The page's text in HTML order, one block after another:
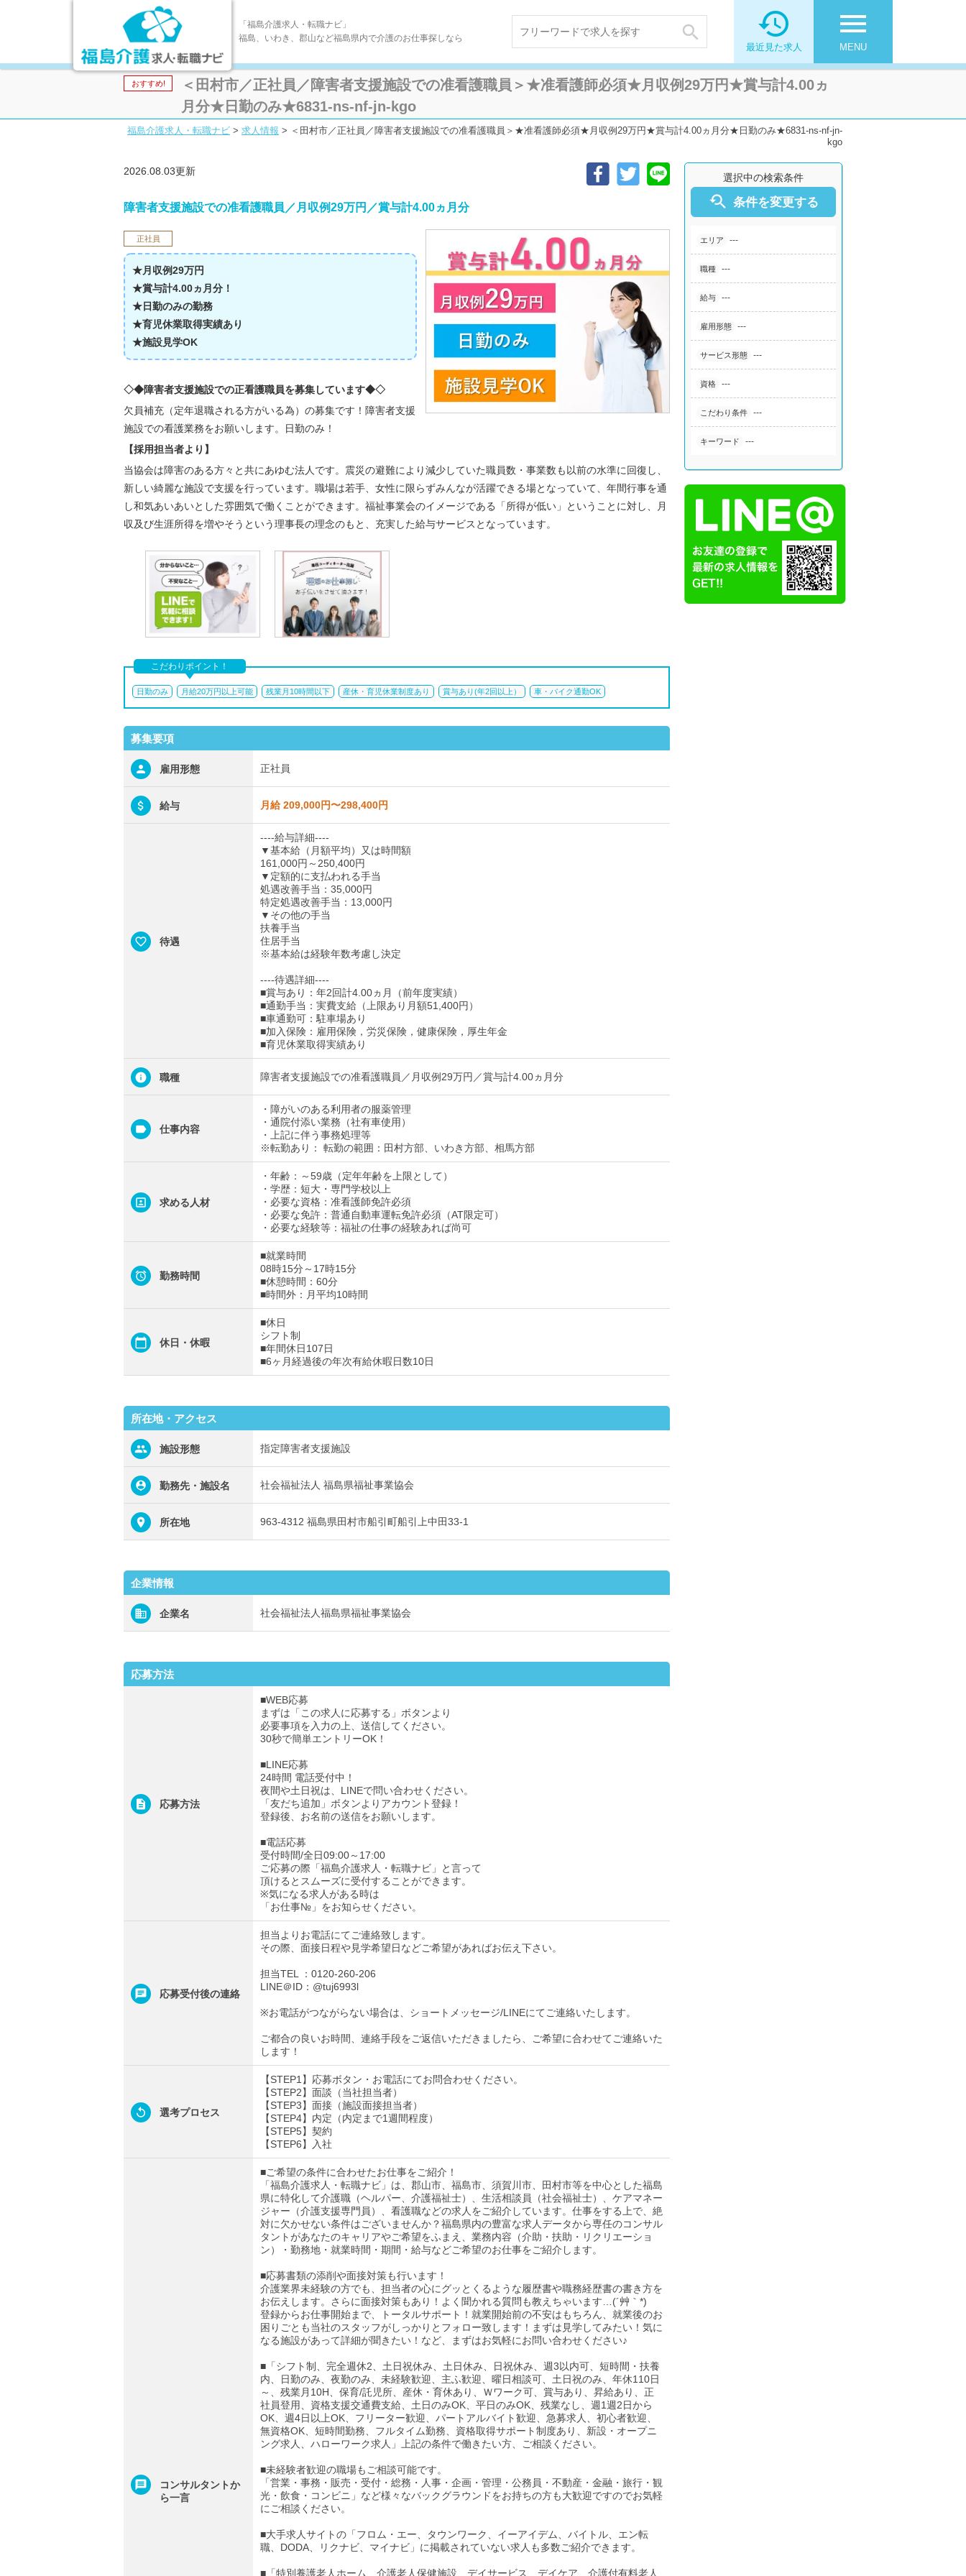
「福島介護求人・転職ナビ」
福島、いわき、郡山など福島県内で介護のお仕事探しなら
 menu
MENU

最近見た求人
おすすめ!
＜田村市／正社員／障害者支援施設での准看護職員＞★准看護師必須★月収例29万円★賞与計4.00ヵ
月分★日勤のみ★6831-ns-nf-jn-kgo
福島介護求人・転職ナビ > 求人情報 > ＜田村市／正社員／障害者支援施設での准看護職員＞★准看護師必須★月収例29万円★賞与計4.00ヵ月分★日勤のみ★6831-ns-nf-jn-
kgo
選択中の検索条件
 条件を変更する
エリア ---
職種 ---
給与 ---
雇用形態 ---
サービス形態 ---
資格 ---
こだわり条件 ---
キーワード ---
2026.08.03更新
障害者支援施設での准看護職員／月収例29万円／賞与計4.00ヵ月分
正社員
★月収例29万円
★賞与計4.00ヵ月分！
★日勤のみの勤務
★育児休業取得実績あり
★施設見学OK
◇◆障害者支援施設での正看護職員を募集しています◆◇
欠員補充（定年退職される方がいる為）の募集です！障害者支援
施設での看護業務をお願いします。日勤のみ！
【採用担当者より】
当協会は障害のある方々と共にあゆむ法人です。震災の避難により減少していた職員数・事業数も以前の水準に回復し、
新しい綺麗な施設で支援を行っています。職場は若手、女性に限らずみんなが活躍できる場となっていて、年間行事を通
し和気あいあいとした雰囲気で働くことができます。福祉事業会のイメージである「所得が低い」ということに対し、月
収及び生涯所得を増やそうという理事長の理念のもと、充実した給与サービスとなっています。
こだわりポイント！
日勤のみ 月給20万円以上可能 残業月10時間以下 産休・育児休業制度あり 賞与あり(年2回以上） 車・バイク通勤OK
募集要項
雇用形態 正社員
給与 月給 209,000円〜298,400円
待遇
----給与詳細----
▼基本給（月額平均）又は時間額
161,000円～250,400円
▼定額的に支払われる手当
処遇改善手当：35,000円
特定処遇改善手当：13,000円
▼その他の手当
扶養手当
住居手当
※基本給は経験年数考慮し決定
----待遇詳細----
■賞与あり：年2回計4.00ヵ月（前年度実績）
■通勤手当：実費支給（上限あり月額51,400円）
■車通勤可：駐車場あり
■加入保険：雇用保険，労災保険，健康保険，厚生年金
■育児休業取得実績あり
職種 障害者支援施設での准看護職員／月収例29万円／賞与計4.00ヵ月分
仕事内容
・障がいのある利用者の服薬管理
・通院付添い業務（社有車使用）
・上記に伴う事務処理等
※転勤あり： 転勤の範囲：田村方部、いわき方部、相馬方部
求める人材
・年齢：～59歳（定年年齢を上限として）
・学歴：短大・専門学校以上
・必要な資格：准看護師免許必須
・必要な免許：普通自動車運転免許必須（AT限定可）
・必要な経験等：福祉の仕事の経験あれば尚可
勤務時間
■就業時間
08時15分～17時15分
■休憩時間：60分
■時間外：月平均10時間
休日・休暇
■休日
シフト制
■年間休日107日
■6ヶ月経過後の年次有給休暇日数10日
所在地・アクセス
施設形態 指定障害者支援施設
勤務先・施設名 社会福祉法人 福島県福祉事業協会
所在地 963-4312 福島県田村市船引町船引上中田33-1
企業情報
企業名 社会福祉法人福島県福祉事業協会
応募方法
応募方法
■WEB応募
まずは「この求人に応募する」ボタンより
必要事項を入力の上、送信してください。
30秒で簡単エントリーOK！
■LINE応募
24時間 電話受付中！
夜間や土日祝は、LINEで問い合わせください。
「友だち追加」ボタンよりアカウント登録！
登録後、お名前の送信をお願いします。
■電話応募
受付時間/全日09:00～17:00
ご応募の際「福島介護求人・転職ナビ」と言って
頂けるとスムーズに受付することができます。
※気になる求人がある時は
「お仕事№」をお知らせください。
応募受付後の連絡
担当よりお電話にてご連絡致します。
その際、面接日程や見学希望日などご希望があればお伝え下さい。
担当TEL ：0120-260-206
LINE＠ID：@tuj6993l
※お電話がつながらない場合は、ショートメッセージ/LINEにてご連絡いたします。
ご都合の良いお時間、連絡手段をご返信いただきましたら、ご希望に合わせてご連絡いた
します！
選考プロセス
【STEP1】応募ボタン・お電話にてお問合わせください。
【STEP2】面談（当社担当者）
【STEP3】面接（施設面接担当者）
【STEP4】内定（内定まで1週間程度）
【STEP5】契約
【STEP6】入社
コンサルタントか
ら一言
■ご希望の条件に合わせたお仕事をご紹介！
「福島介護求人・転職ナビ」は、郡山市、福島市、須賀川市、田村市等を中心とした福島
県に特化して介護職（ヘルパー、介護福祉士）、生活相談員（社会福祉士）、ケアマネー
ジャー（介護支援専門員）、看護職などの求人をご紹介しています。仕事をする上で、絶
対に欠かせない条件はございませんか？福島県内の豊富な求人データから専任のコンサル
タントがあなたのキャリアやご希望をふまえ、業務内容（介助・扶助・リクリエーショ
ン）・勤務地・就業時間・期間・給与などご希望のお仕事をご紹介します。
■応募書類の添削や面接対策も行います！
介護業界未経験の方でも、担当者の心にグッとくるような履歴書や職務経歴書の書き方を
お伝えします。さらに面接対策もあり！よく聞かれる質問も教えちゃいます…(´艸｀*)
登録からお仕事開始まで、トータルサポート！就業開始前の不安はもちろん、就業後のお
困りごとも当社のスタッフがしっかりとフォロー致します！まずは見学してみたい！気に
なる施設があって詳細が聞きたい！など、まずはお気軽にお問い合わせください♪
■「シフト制、完全週休2、土日祝休み、土日休み、日祝休み、週3以内可、短時間・扶養
内、日勤のみ、夜勤のみ、未経験歓迎、主ふ歓迎、曜日相談可、土日祝のみ、年休110日
～、残業月10H、保育/託児所、産休・育休あり、Ｗワーク可、賞与あり、昇給あり、正
社員登用、資格支援交通費支給、土日のみOK、平日のみOK、残業なし、週1週2日から
OK、週4日以上OK、フリーター歓迎、パートアルバイト歓迎、急募求人、初心者歓迎、
無資格OK、短時間勤務、フルタイム勤務、資格取得サポート制度あり、新設・オープニ
ング求人、ハローワーク求人」上記の条件で働きたい方、ご相談ください。
■未経験者歓迎の職場もご相談可能です。
「営業・事務・販売・受付・総務・人事・企画・管理・公務員・不動産・金融・旅行・観
光・飲食・コンビニ」など様々なバックグラウンドをお持ちの方も大歓迎ですのでお気軽
にご相談ください。
■大手求人サイトの「フロム・エー、タウンワーク、イーアイデム、バイトル、エン転
職、DODA、リクナビ、マイナビ」に掲載されていない求人も多数ご紹介できます。
■「特別養護老人ホーム、介護老人保健施設、デイサービス、デイケア、介護付有料老人